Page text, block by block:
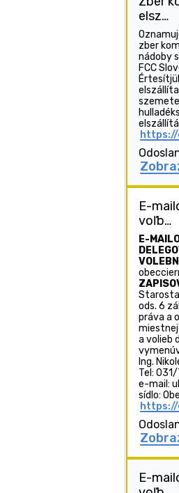
elsz…
zber
nádoby
FCC
https://
E-
voľb…
E-
Starosta
ods. 6
práva a
miestnej
a volieb
Ing.
Tel:
e-mail:
sídlo:
https://
E-